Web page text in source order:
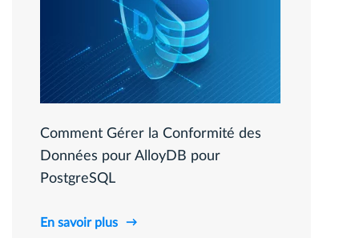
Comment Gérer la Conformité des
Données pour AlloyDB pour
PostgreSQL
En savoir plus